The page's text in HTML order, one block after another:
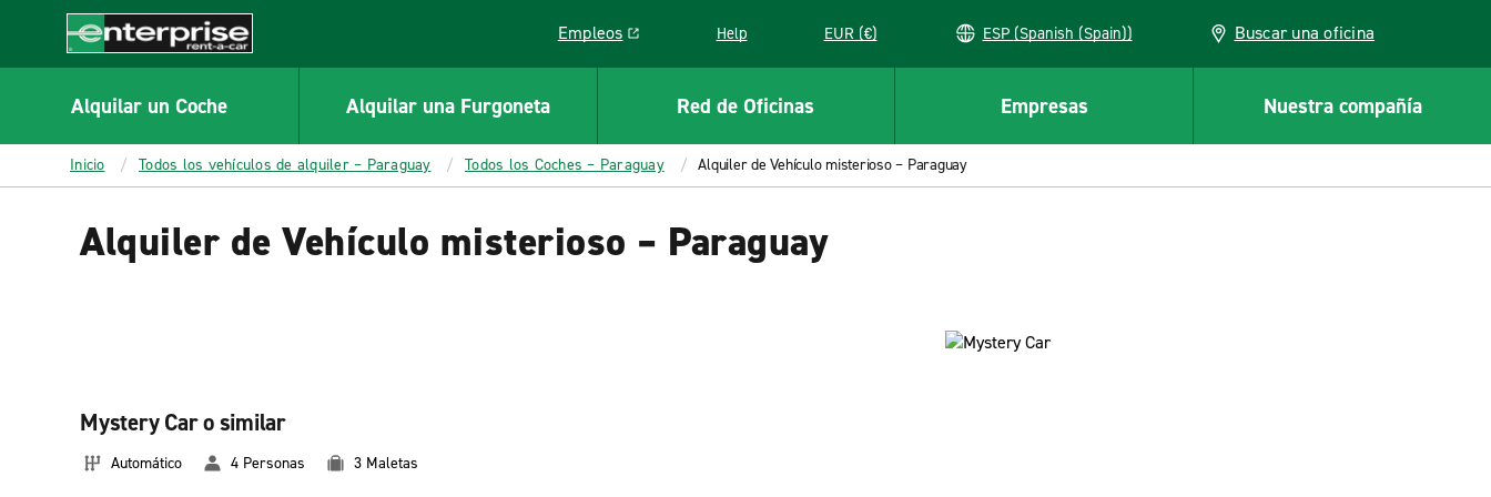
CONTENT
Enterprise
Empleos
Link opens in a new window
Help EUR (€) ESP (Spanish (Spain)) Buscar una oficina
Alquilar un Coche Alquilar una Furgoneta Red de Oficinas Empresas Nuestra compañía
Inicio Todos los vehículos de alquiler – Paraguay Todos los Coches – Paraguay Alquiler de Vehículo misterioso – Paraguay
Alquiler de Vehículo misterioso – Paraguay
Mystery Car o similar
Automático 4 Personas 3 Maletas